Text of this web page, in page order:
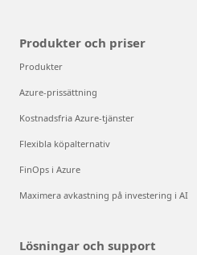
Produkter och priser
Produkter
Azure-prissättning
Kostnadsfria Azure-tjänster
Flexibla köpalternativ
FinOps i Azure
Maximera avkastning på investering i AI
Lösningar och support